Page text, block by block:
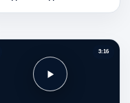
3:16